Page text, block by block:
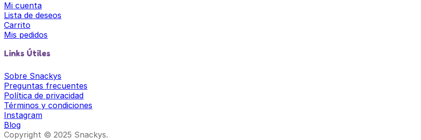
Mi cuenta
Lista de deseos
Carrito
Mis pedidos
Links Útiles
Sobre Snackys
Preguntas frecuentes
Política de privacidad
Términos y condiciones
Instagram
Blog
Copyright © 2025 Snackys.